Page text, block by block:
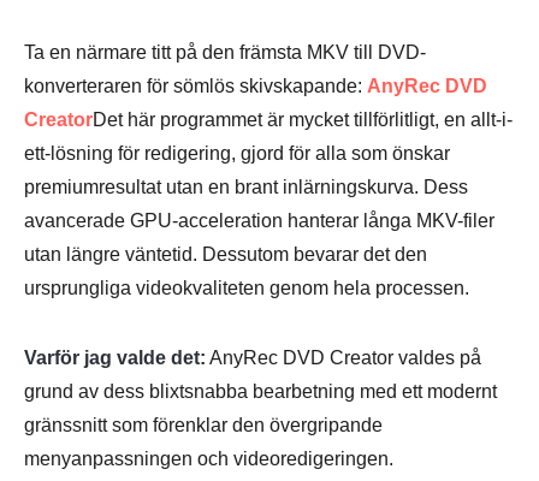
Ta en närmare titt på den främsta MKV till DVD-
konverteraren för sömlös skivskapande: AnyRec DVD
CreatorDet här programmet är mycket tillförlitligt, en allt-i-
ett-lösning för redigering, gjord för alla som önskar
premiumresultat utan en brant inlärningskurva. Dess
avancerade GPU-acceleration hanterar långa MKV-filer
utan längre väntetid. Dessutom bevarar det den
ursprungliga videokvaliteten genom hela processen.
Varför jag valde det: AnyRec DVD Creator valdes på
grund av dess blixtsnabba bearbetning med ett modernt
gränssnitt som förenklar den övergripande
menyanpassningen och videoredigeringen.